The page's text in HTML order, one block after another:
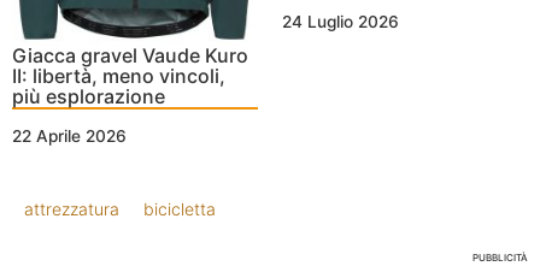
Giacca gravel Vaude Kuro
II: libertà, meno vincoli,
più esplorazione
22 Aprile 2026
24 Luglio 2026
attrezzatura bicicletta
PUBBLICITÀ